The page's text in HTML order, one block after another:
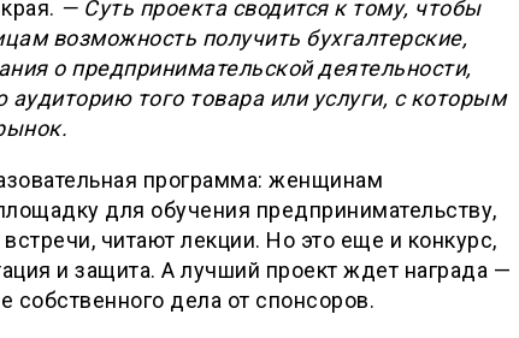
— Суть проекта сводится к тому, чтобы
возможность получить бухгалтерские,
о предпринимательской деятельности,
аудиторию того товара или услуги, с которым
программа: женщинам
для обучения предпринимательству,
читают лекции. Но это еще и конкурс,
и защита. А лучший проект ждет награда —
собственного дела от спонсоров.